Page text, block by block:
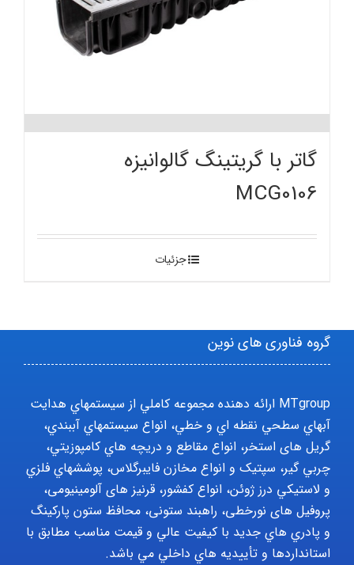
گاتر با گریتینگ گالوانیزه
MCG0106
جزئیات
گروه فناوری های نوین
MTgroup ارائه دهنده مجموعه کاملي از سيستمهاي هدايت
آبهاي سطحي نقطه اي و خطي، انواع سيستمهاي آببندي،
گریل های استخر، انواع مقاطع و دريچه هاي کامپوزيتي،
چربي گير، سپتيک و انواع مخازن فايبرگلاس، پوششهاي فلزي
و لاستيکي درز ژوئن، انواع کفشور، قرنیز های آلومینیومی،
پروفیل های نورخطی، راهبند ستونی، محافظ ستون پارکينگ
و پادري هاي جديد با کيفيت عالي و قيمت مناسب مطابق با
استانداردها و تأييديه هاي داخلي مي باشد.